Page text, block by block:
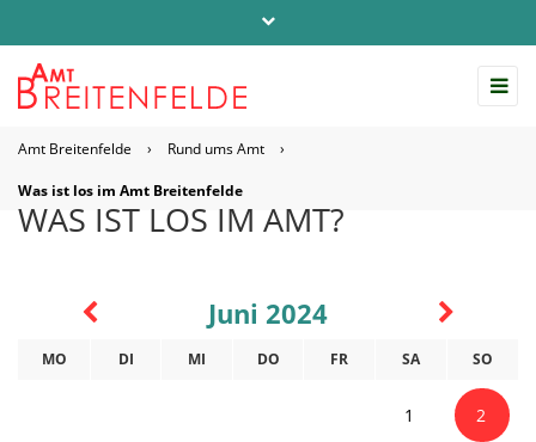
info@amt-breitenfelde.de
Amt Breitenfelde › Rund ums Amt ›
Was ist los im Amt Breitenfelde
WAS IST LOS IM AMT?
Juni 2024
MO DI MI DO FR SA SO
1 2